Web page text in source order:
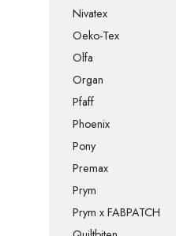
Nivatex
Oeko-Tex
Olfa
Organ
Pfaff
Phoenix
Pony
Premax
Prym
Prym x FABPATCH